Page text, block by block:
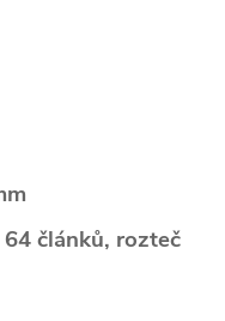
64 článků, rozteč